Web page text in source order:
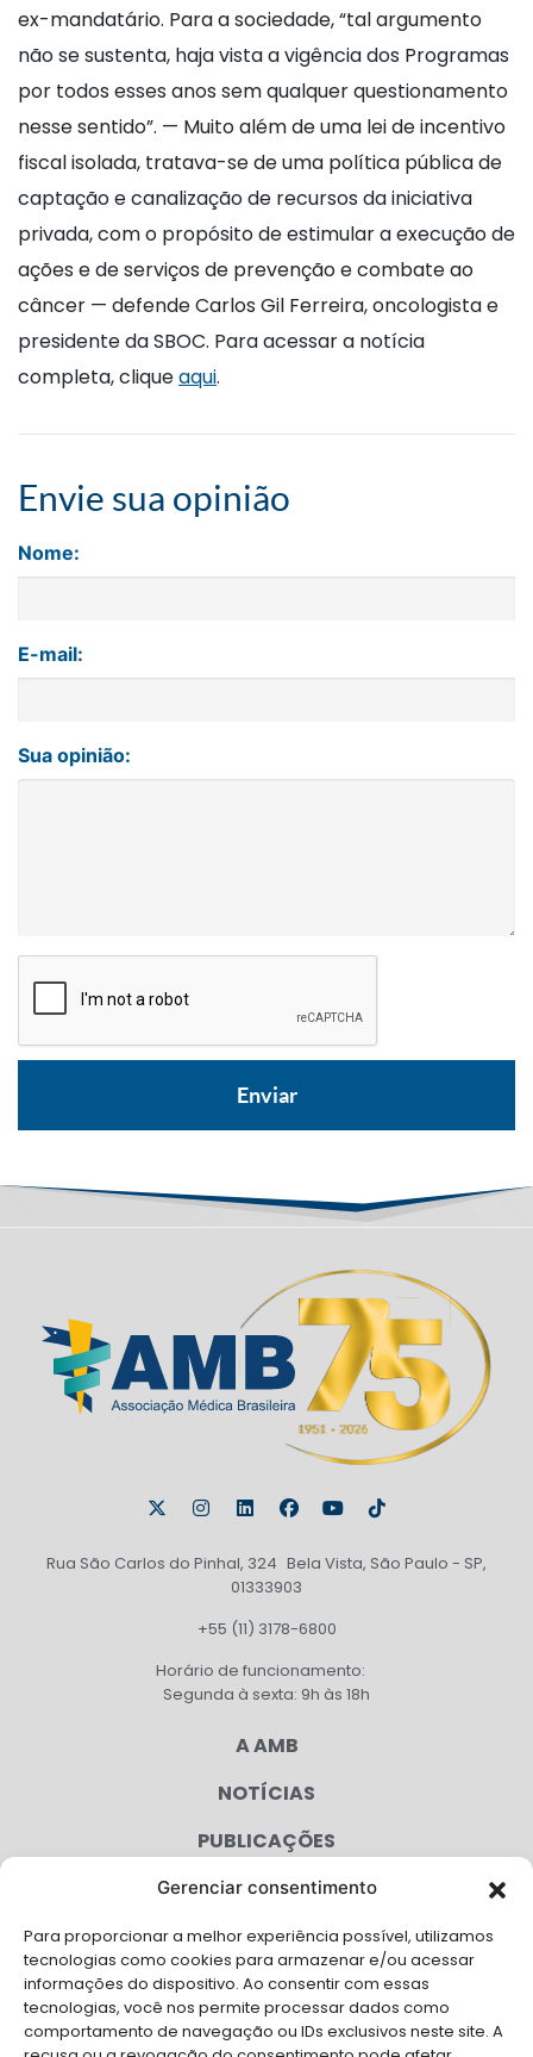
Gerenciar consentimento
Para proporcionar a melhor experiência possível, utilizamos
tecnologias como cookies para armazenar e/ou acessar
informações do dispositivo. Ao consentir com essas
tecnologias, você nos permite processar dados como
comportamento de navegação ou IDs exclusivos neste site. A
ex-mandatário. Para a sociedade, “tal argumento
não se sustenta, haja vista a vigência dos Programas
por todos esses anos sem qualquer questionamento
nesse sentido”. — Muito além de uma lei de incentivo
fiscal isolada, tratava-se de uma política pública de
captação e canalização de recursos da iniciativa
privada, com o propósito de estimular a execução de
ações e de serviços de prevenção e combate ao
câncer — defende Carlos Gil Ferreira, oncologista e
presidente da SBOC. Para acessar a notícia
completa, cliqueaqui.
Envie sua opinião
Nome:
E-mail:
Sua opinião:
Rua São Carlos do Pinhal, 324 Bela Vista, São Paulo - SP,
01333903
+55 (11) 3178-6800
Horário de funcionamento:
Segunda à sexta: 9h às 18h
A AMB
NOTÍCIAS
PUBLICAÇÕES
CONGRESSO
AGENDA
CAMPANHAS
SERVIÇOS